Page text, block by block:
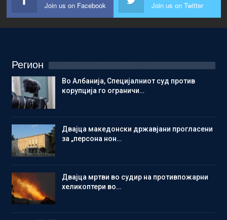
Join us on Facebook Join us on Twitter
Регион
Во Албанија, Специјалниот суд против
корупција го ограничи…
Двајца македонски државјани прогласени
за „персона нон…
Двајца мртви во судир на противпожарни
хеликоптери во…